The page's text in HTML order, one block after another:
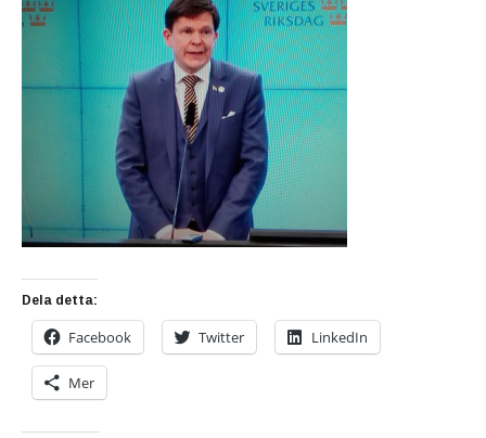
Dela detta:
Facebook Twitter LinkedIn
Mer